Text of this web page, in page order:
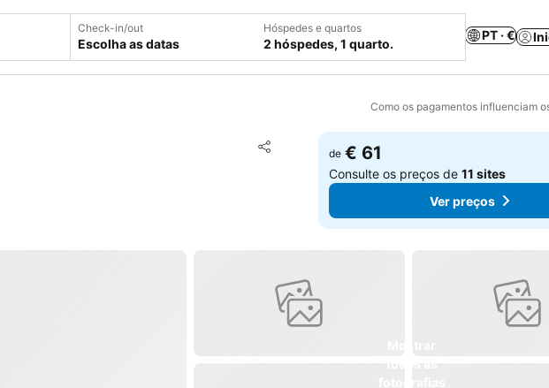
Check-in/out
Escolha as datas
Hóspedes e quartos
2 hóspedes, 1 quarto.
PT · €
Como os pagamentos influenciam
Partilhar
Adicionar aos favoritos
de € 61
Consulte os preços de11 sites
Ver preços